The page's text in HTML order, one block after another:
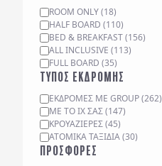
FULL BOARD (35)
ALL INCLUSIVE (113)
BED & BREAKFAST(156)
HALF BOARD (110)
ROOM ONLY(18)
ΤΥΠΟΣ ΕΚΔΡΟΜΗΣ
ΑΤΟΜΙΚΆ ΤΑΞΊΔΙΑ(30)
ΚΡΟΥΑΖΙΈΡΕΣ(45)
ΜΕ ΤΟ ΙΧ ΣΑΣ(147)
ΕΚΔΡΟΜΈΣ ΜΕ GROUP(262)
ΠΡΟΣΦΟΡΕΣ